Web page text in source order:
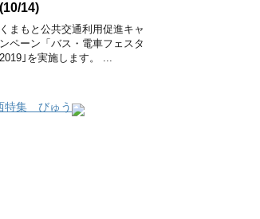
(10/14)
くまもと公共交通利用促進キャ
ンペーン「バス・電車フェスタ
2019｣を実施します。 ...